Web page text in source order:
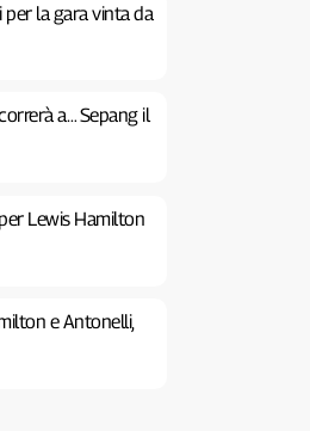
per la gara vinta da
a… Sepang il
Lewis Hamilton
e Antonelli,